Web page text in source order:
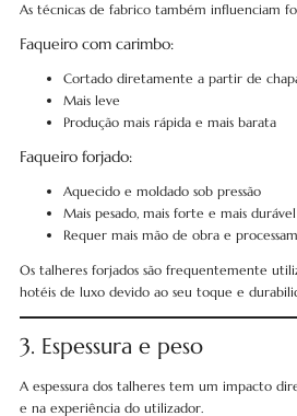
As técnicas de fabrico também influenciam
Faqueiro com carimbo:
Cortado diretamente a partir de
Mais leve
Produção mais rápida e mais barata
Faqueiro forjado:
Aquecido e moldado sob pressão
Mais pesado, mais forte e mais durável
Requer mais mão de obra e
Os talheres forjados são frequentemente
hotéis de luxo devido ao seu toque e
3. Espessura e peso
A espessura dos talheres tem um impacto
e na experiência do utilizador.